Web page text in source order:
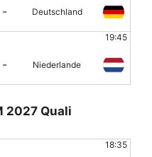
- Deutschland
19:45
- Niederlande
2027 Quali
18:35